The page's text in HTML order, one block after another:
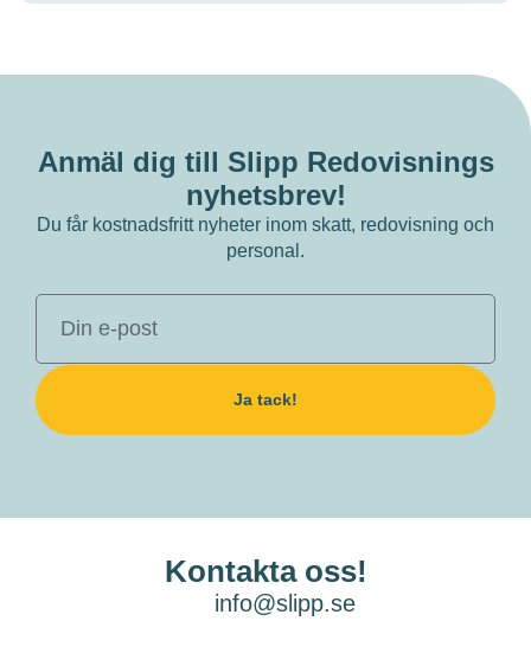
Anmäl dig till Slipp Redovisnings
nyhetsbrev!
Du får kostnadsfritt nyheter inom skatt, redovisning och
personal.
Ja tack!
Kontakta oss!
info@slipp.se